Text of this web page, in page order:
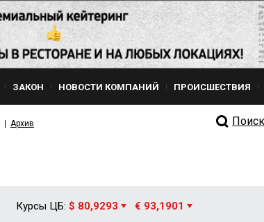
ЗАКОН НОВОСТИ КОМПАНИЙ ПРОИСШЕСТВИЯ
Архив
Курсы ЦБ: $ 80,9293 € 93,1901